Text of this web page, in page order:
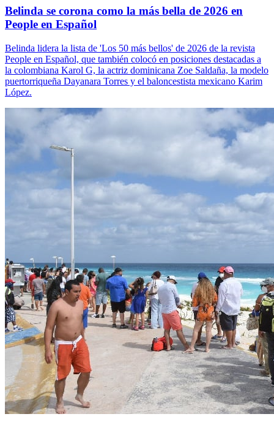
Belinda se corona como la más bella de 2026 en
People en Español
Belinda lidera la lista de 'Los 50 más bellos' de 2026 de la revista
People en Español, que también colocó en posiciones destacadas a
la colombiana Karol G, la actriz dominicana Zoe Saldaña, la modelo
puertorriqueña Dayanara Torres y el baloncestista mexicano Karim
López.